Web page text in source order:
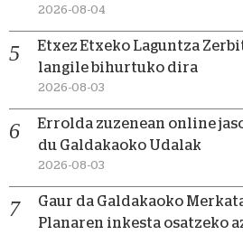
2026-08-04
Etxez Etxeko Laguntza
langile bihurtuko dira
2026-08-03
Errolda zuzenean online
du Galdakaoko Udalak
2026-08-03
Gaur da Galdakaoko
Planaren inkesta osatzeko